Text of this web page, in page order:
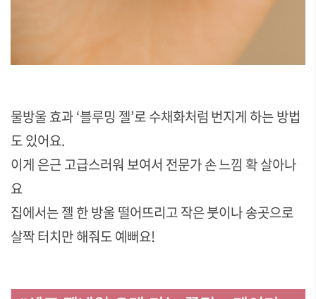
물방울 효과 ‘블루밍 젤’로 수채화처럼 번지게 하는 방법
도 있어요.
이게 은근 고급스러워 보여서 전문가 손 느낌 확 살아나
요
집에서는 젤 한 방울 떨어뜨리고 작은 붓이나 송곳으로
살짝 터치만 해줘도 예뻐요!